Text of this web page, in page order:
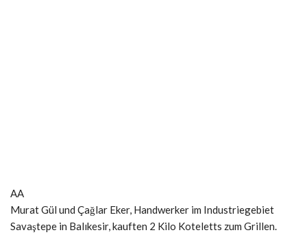
AA
Murat Gül und Çağlar Eker, Handwerker im Industriegebiet
Savaştepe in Balıkesir, kauften 2 Kilo Koteletts zum Grillen.